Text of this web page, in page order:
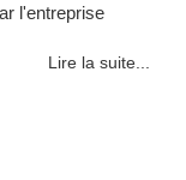
l'entreprise
Lire la suite...